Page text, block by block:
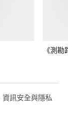
《測
訊安全與隱私